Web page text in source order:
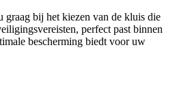
graag bij het kiezen van de kluis die
perfect past binnen
bescherming biedt voor uw